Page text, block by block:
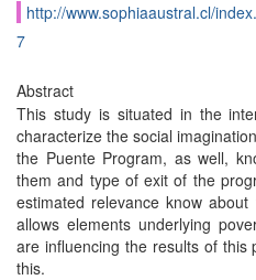
http://www.sophiaaustral.cl/
7
Abstract
This study is situated in the
characterize the social
the Puente Program, as well,
them and type of exit of the
estimated relevance know
allows elements underlying
are influencing the results of this
this.